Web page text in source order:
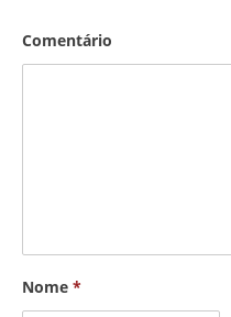
Comentário
Nome *